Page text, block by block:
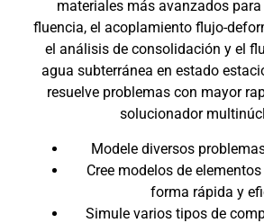
materiales más avanzados
fluencia, el acoplamiento flujo-
el análisis de consolidación y el
agua subterránea en estado
resuelve problemas con mayor
solucionador
Modele diversos
Cree modelos de
forma rápida y
Simule varios tipos de